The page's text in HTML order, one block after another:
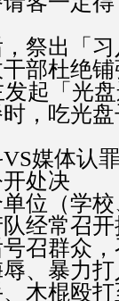
祭出「
部杜绝
起「光
，吃光
媒体认
处决
位（学
经常召
召群众
、暴力
木棍殴